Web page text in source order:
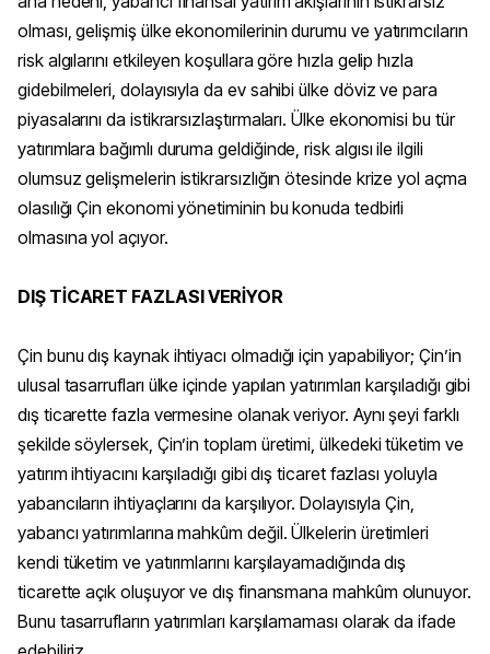
olması, gelişmiş ülke ekonomilerinin durumu ve yatırımcıların
risk algılarını etkileyen koşullara göre hızla gelip hızla
gidebilmeleri, dolayısıyla da ev sahibi ülke döviz ve para
piyasalarını da istikrarsızlaştırmaları. Ülke ekonomisi bu tür
yatırımlara bağımlı duruma geldiğinde, risk algısı ile ilgili
olumsuz gelişmelerin istikrarsızlığın ötesinde krize yol açma
olasılığı Çin ekonomi yönetiminin bu konuda tedbirli
olmasına yol açıyor.
DIŞ TİCARET FAZLASI VERİYOR
Çin bunu dış kaynak ihtiyacı olmadığı için yapabiliyor; Çin’in
ulusal tasarrufları ülke içinde yapılan yatırımları karşıladığı gibi
dış ticarette fazla vermesine olanak veriyor. Aynı şeyi farklı
şekilde söylersek, Çin’in toplam üretimi, ülkedeki tüketim ve
yatırım ihtiyacını karşıladığı gibi dış ticaret fazlası yoluyla
yabancıların ihtiyaçlarını da karşılıyor. Dolayısıyla Çin,
yabancı yatırımlarına mahkûm değil. Ülkelerin üretimleri
kendi tüketim ve yatırımlarını karşılayamadığında dış
ticarette açık oluşuyor ve dış finansmana mahkûm olunuyor.
Bunu tasarrufların yatırımları karşılamaması olarak da ifade